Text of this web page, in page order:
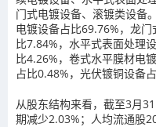
门式电镀设备、滚镀类设备
电镀设备占比69.76%，龙
比7.84%，水平式表面处理
比4.26%，卷式水平膜材电
占比0.48%，光伏镀铜设备占
从股东结构来看，截至3月
期减少2.03%；人均流通股